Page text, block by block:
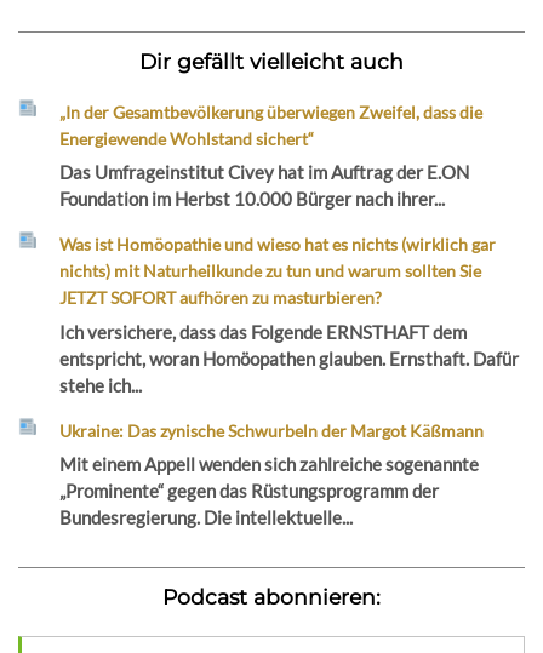
Dir gefällt vielleicht auch
„In der Gesamtbevölkerung überwiegen Zweifel, dass die
Energiewende Wohlstand sichert“
Das Umfrageinstitut Civey hat im Auftrag der E.ON
Foundation im Herbst 10.000 Bürger nach ihrer...
Was ist Homöopathie und wieso hat es nichts (wirklich gar
nichts) mit Naturheilkunde zu tun und warum sollten Sie
JETZT SOFORT aufhören zu masturbieren?
Ich versichere, dass das Folgende ERNSTHAFT dem
entspricht, woran Homöopathen glauben. Ernsthaft. Dafür
stehe ich...
Ukraine: Das zynische Schwurbeln der Margot Käßmann
Mit einem Appell wenden sich zahlreiche sogenannte
„Prominente“ gegen das Rüstungsprogramm der
Bundesregierung. Die intellektuelle...
Podcast abonnieren: